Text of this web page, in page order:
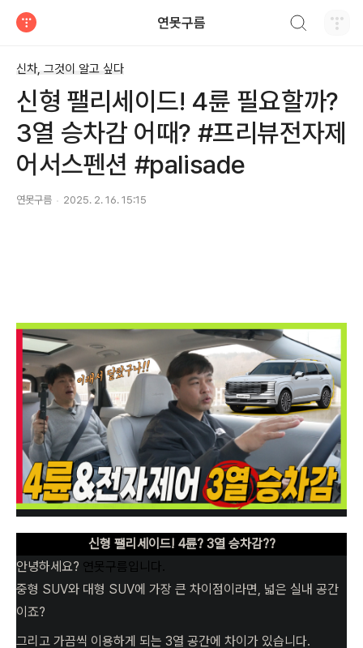
연못구름
신차, 그것이 알고 싶다
신형 팰리세이드! 4륜 필요할까?
3열 승차감 어때? #프리뷰전자제
어서스펜션 #palisade
연못구름 2025. 2. 16. 15:15
신형 팰리세이드! 4륜? 3열 승차감??
안녕하세요? 연못구름입니다.
중형 SUV와 대형 SUV에 가장 큰 차이점이라면, 넓은 실내 공간
이죠?
그리고 가끔씩 이용하게 되는 3열 공간에 차이가 있습니다.